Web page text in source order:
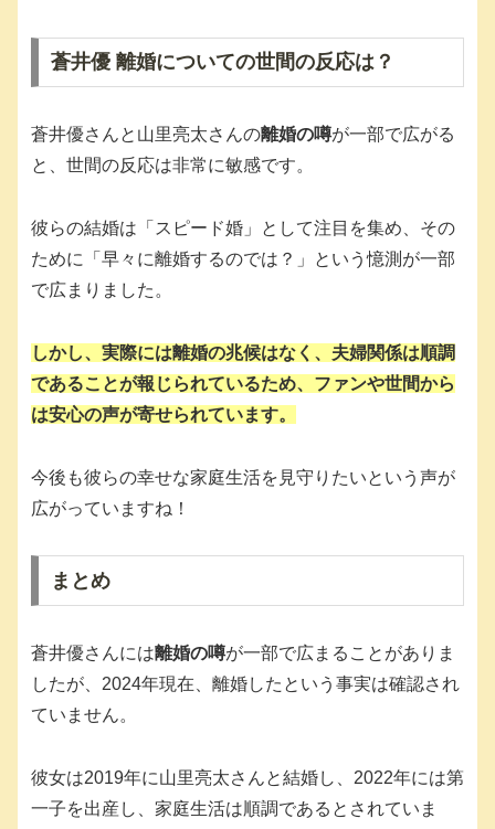
蒼井優 離婚についての世間の反応は？
蒼井優さんと山里亮太さんの離婚の噂が一部で広がる
と、世間の反応は非常に敏感です。
彼らの結婚は「スピード婚」として注目を集め、その
ために「早々に離婚するのでは？」という憶測が一部
で広まりました。
しかし、実際には離婚の兆候はなく、夫婦関係は順調
であることが報じられているため、ファンや世間から
は安心の声が寄せられています。
今後も彼らの幸せな家庭生活を見守りたいという声が
広がっていますね！
まとめ
蒼井優さんには離婚の噂が一部で広まることがありま
したが、2024年現在、離婚したという事実は確認され
ていません。
彼女は2019年に山里亮太さんと結婚し、2022年には第
一子を出産し、家庭生活は順調であるとされていま